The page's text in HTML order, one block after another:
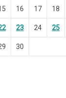
16 17 18
23 24 25
30